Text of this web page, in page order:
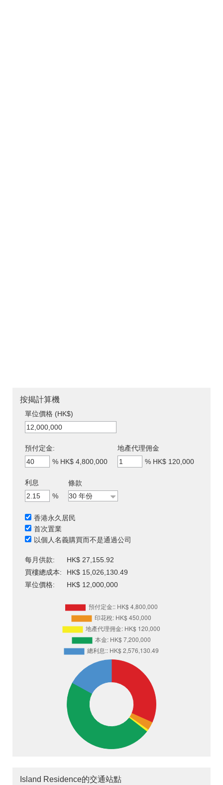
按揭計算機
單位價格 (HK$)
預付定金:
% HK$ 4,800,000
地產代理佣金
% HK$ 120,000
利息
%
條款
香港永久居民
首次置業
以個人名義購買而不是通過公司
每月供款:
HK$ 27,155.92
買樓總成本:
HK$ 15,026,130.49
單位價格:
HK$ 12,000,000
Island Residence的交通站點